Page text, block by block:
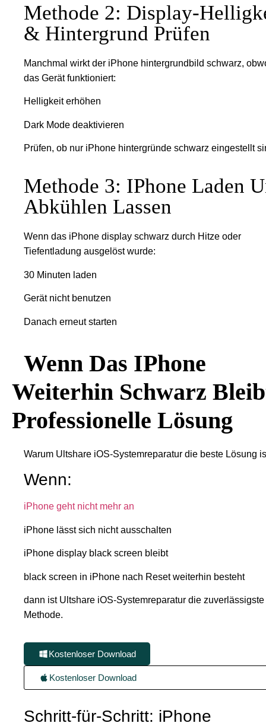
Methode 2: Display-
& Hintergrund Prüfen
Manchmal wirkt der iPhone hintergrundbild schwarz,
das Gerät funktioniert:
Helligkeit erhöhen
Dark Mode deaktivieren
Prüfen, ob nur iPhone hintergründe schwarz eingestellt
Methode 3: IPhone Laden
Abkühlen Lassen
Wenn das iPhone display schwarz durch Hitze oder
Tiefentladung ausgelöst wurde:
30 Minuten laden
Gerät nicht benutzen
Danach erneut starten
Wenn Das IPhone
Weiterhin Schwarz
Professionelle Lösung
Warum Ultshare iOS-Systemreparatur die beste Lösung
Wenn:
iPhone geht nicht mehr an
iPhone lässt sich nicht ausschalten
iPhone display black screen bleibt
black screen in iPhone nach Reset weiterhin besteht
dann ist Ultshare iOS-Systemreparatur die zuverlässigste
Methode.
Kostenloser Download
Kostenloser Download
Schritt-für-Schritt: iPhone